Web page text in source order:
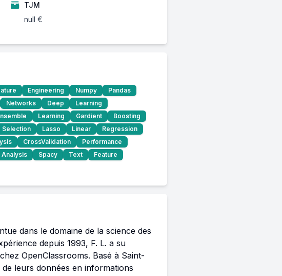
TJM
null €
Engineering Numpy
Pandas
Networks Deep
Learning
Learning Gardient
Boosting
Selection Lasso Linear
Regression
CrossValidation
Performance
Analysis Spacy Text
Feature
dans le domaine de la science des
depuis 1993, F. L. a su
OpenClassrooms. Basé à Saint-
leurs données en informations